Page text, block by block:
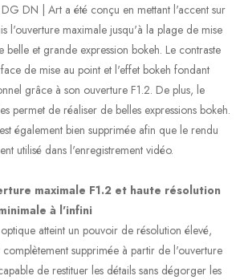
DN | Art a été conçu en mettant l'accent sur
l'ouverture maximale jusqu'à la plage de mise
belle et grande expression bokeh. Le contraste
de mise au point et l'effet bokeh fondant
grâce à son ouverture F1.2. De plus, le
permet de réaliser de belles expressions bokeh.
également bien supprimée afin que le rendu
utilisé dans l'enregistrement vidéo.
maximale F1.2 et haute résolution
à l'infini
atteint un pouvoir de résolution élevé,
supprimée à partir de l'ouverture
de restituer les détails sans dégorger les